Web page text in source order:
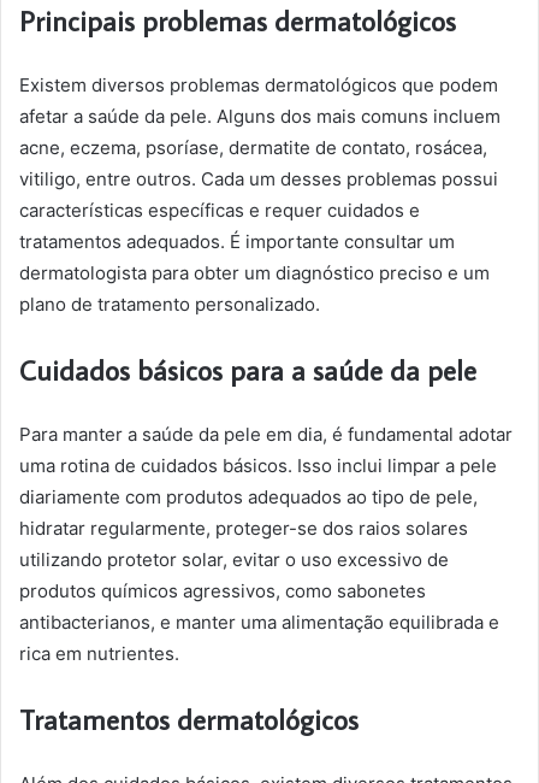
Principais problemas dermatológicos
Existem diversos problemas dermatológicos que podem
afetar a saúde da pele. Alguns dos mais comuns incluem
acne, eczema, psoríase, dermatite de contato, rosácea,
vitiligo, entre outros. Cada um desses problemas possui
características específicas e requer cuidados e
tratamentos adequados. É importante consultar um
dermatologista para obter um diagnóstico preciso e um
plano de tratamento personalizado.
Cuidados básicos para a saúde da pele
Para manter a saúde da pele em dia, é fundamental adotar
uma rotina de cuidados básicos. Isso inclui limpar a pele
diariamente com produtos adequados ao tipo de pele,
hidratar regularmente, proteger-se dos raios solares
utilizando protetor solar, evitar o uso excessivo de
produtos químicos agressivos, como sabonetes
antibacterianos, e manter uma alimentação equilibrada e
rica em nutrientes.
Tratamentos dermatológicos